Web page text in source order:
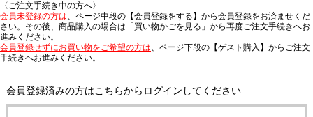
〈ご注文手続き中の方へ〉
会員未登録の方は、ページ中段の【会員登録をする】から会員登録をお済ませくだ
さい。その後、商品購入の場合は「買い物かごを見る」から再度ご注文手続きへお
進みください。
会員登録せずにお買い物をご希望の方は、ページ下段の【ゲスト購入】からご注文
手続きへお進みください。
会員登録済みの方はこちらからログインしてください